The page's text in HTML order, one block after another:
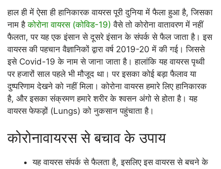
हाल ही में ऐसा ही हानिकारक वायरस पूरी दुनिया में फैला हुआ है, जिसका
नाम हैकोरोना वायरस (कोविड-19) वैसे तो कोरोना वातावरण में नहीं
फैलता, पर यह एक इंसान से दूसरे इंसान के संपर्क से फैल जाता है। इस
वायरस की पहचान वैज्ञानिकों द्वारा वर्ष 2019-20 में की गई। जिससे
इसे Covid-19 के नाम से जाना जाता है। हालांकि यह वायरस पृथ्वी
पर हजारों साल पहले भी मौजूद था। पर इसका कोई बड़ा फैलाव या
दुष्परिणाम देखने को नहीं मिला। कोरोना वायरस हमारे लिए हानिकारक
है, और इसका संक्रमण हमारे शरीर के श्वसन अंगो से होता है। यह
वायरस फेफड़ों (Lungs) को नुकसान पहुंचाता है।
कोरोनावायरस से बचाव के उपाय
यह वायरस संपर्क से फैलता है, इसलिए इस वायरस से बचने के